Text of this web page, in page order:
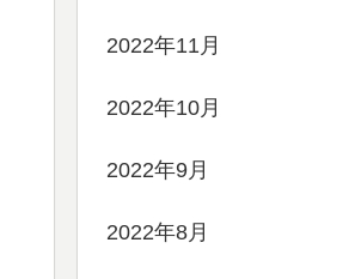
2022年11月
2022年10月
2022年9月
2022年8月